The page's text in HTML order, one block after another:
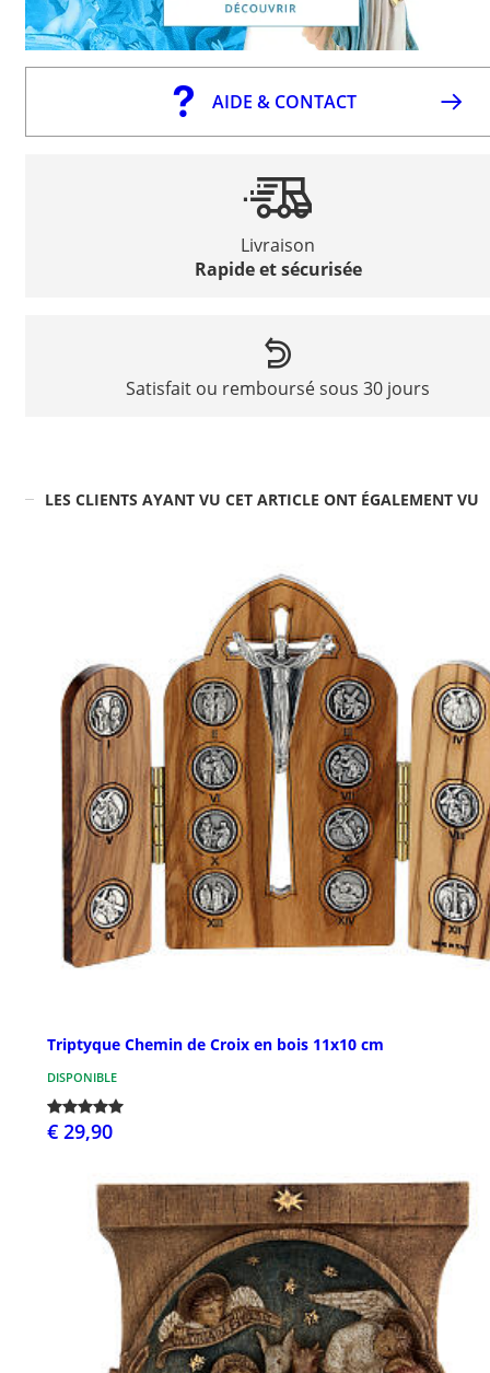
AIDE & CONTACT
Livraison
Rapide et sécurisée
Satisfait ou remboursé sous 30 jours
LES CLIENTS AYANT VU CET ARTICLE ONT ÉGALEMENT VU
Triptyque Chemin de Croix en bois 11x10 cm
DISPONIBLE
€ 29,90